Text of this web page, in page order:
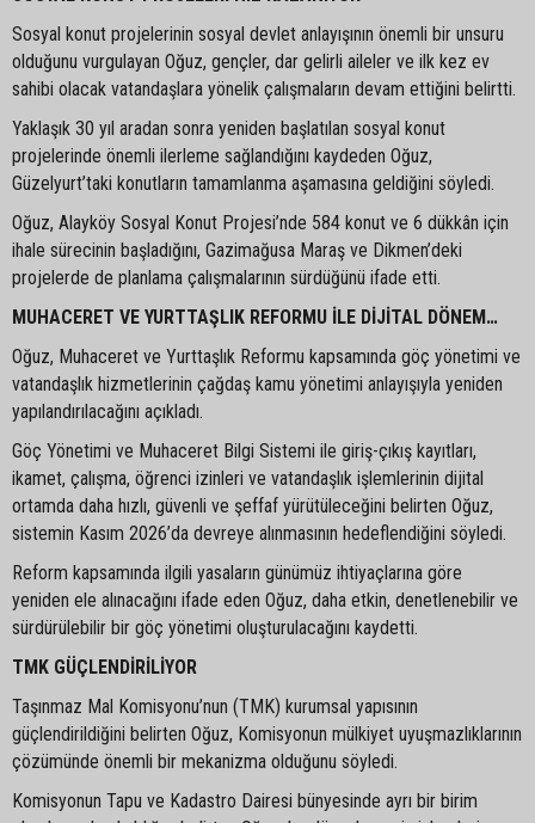
Sosyal konut projelerinin sosyal devlet anlayışının önemli bir unsuru
olduğunu vurgulayan Oğuz, gençler, dar gelirli aileler ve ilk kez ev
sahibi olacak vatandaşlara yönelik çalışmaların devam ettiğini belirtti.
Yaklaşık 30 yıl aradan sonra yeniden başlatılan sosyal konut
projelerinde önemli ilerleme sağlandığını kaydeden Oğuz,
Güzelyurt’taki konutların tamamlanma aşamasına geldiğini söyledi.
Oğuz, Alayköy Sosyal Konut Projesi’nde 584 konut ve 6 dükkân için
ihale sürecinin başladığını, Gazimağusa Maraş ve Dikmen’deki
projelerde de planlama çalışmalarının sürdüğünü ifade etti.
MUHACERET VE YURTTAŞLIK REFORMU İLE DİJİTAL DÖNEM…
Oğuz, Muhaceret ve Yurttaşlık Reformu kapsamında göç yönetimi ve
vatandaşlık hizmetlerinin çağdaş kamu yönetimi anlayışıyla yeniden
yapılandırılacağını açıkladı.
Göç Yönetimi ve Muhaceret Bilgi Sistemi ile giriş-çıkış kayıtları,
ikamet, çalışma, öğrenci izinleri ve vatandaşlık işlemlerinin dijital
ortamda daha hızlı, güvenli ve şeffaf yürütüleceğini belirten Oğuz,
sistemin Kasım 2026’da devreye alınmasının hedeflendiğini söyledi.
Reform kapsamında ilgili yasaların günümüz ihtiyaçlarına göre
yeniden ele alınacağını ifade eden Oğuz, daha etkin, denetlenebilir ve
sürdürülebilir bir göç yönetimi oluşturulacağını kaydetti.
TMK GÜÇLENDİRİLİYOR
Taşınmaz Mal Komisyonu’nun (TMK) kurumsal yapısının
güçlendirildiğini belirten Oğuz, Komisyonun mülkiyet uyuşmazlıklarının
çözümünde önemli bir mekanizma olduğunu söyledi.
Komisyonun Tapu ve Kadastro Dairesi bünyesinde ayrı bir birim